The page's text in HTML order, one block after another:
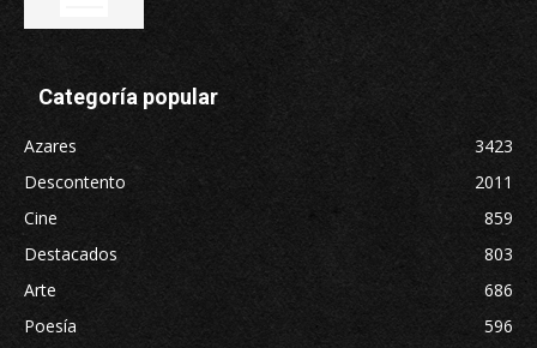
Categoría popular
Azares
3423
Descontento
2011
Cine
859
Destacados
803
Arte
686
Poesía
596